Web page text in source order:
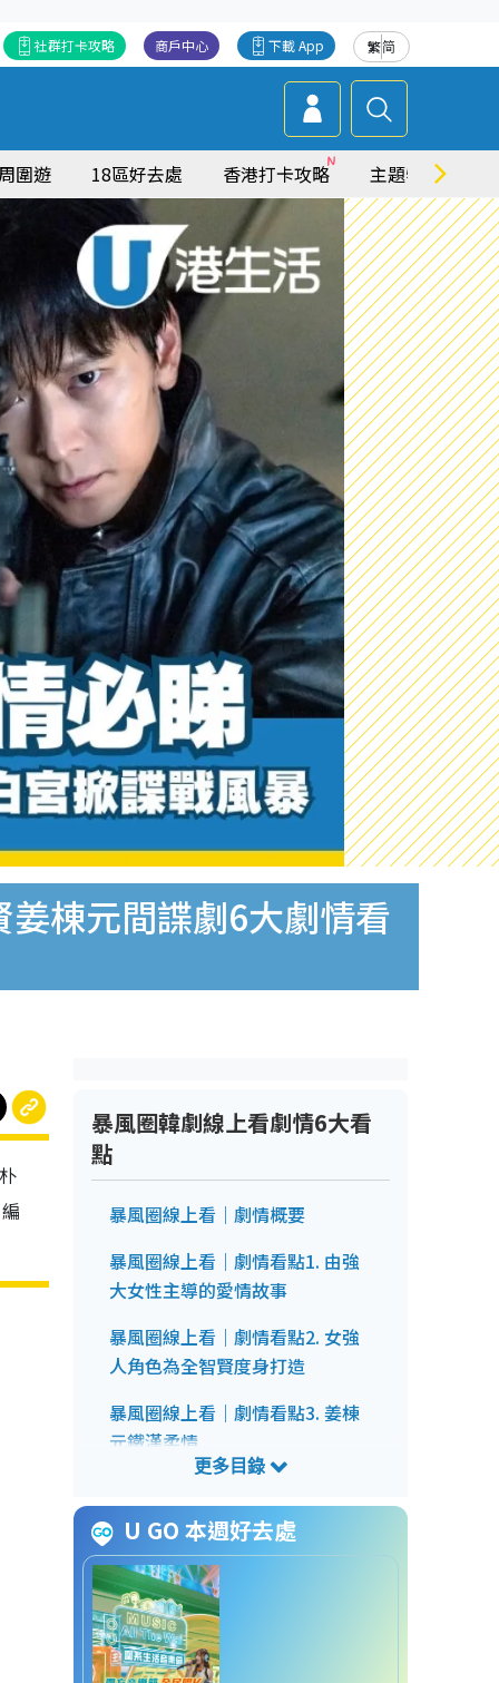
繁简
下載 App
商戶中心
社群打卡攻略
圍遊 18區好去處 香港打卡攻略 主題特集
棟元間諜劇6大劇情看
暴風圈韓劇線上看劇情6大看
點
暴風圈線上看｜劇情概要
暴風圈線上看｜劇情看點1. 由強
大女性主導的愛情故事
暴風圈線上看｜劇情看點2. 女強
人角色為全智賢度身打造
暴風圈線上看｜劇情看點3. 姜棟
元鐵漢柔情
元捨身救全智賢 「身貼身」拆彈
超曖昧
暴風圈線上看｜劇情看點5. 嚴泰
久驚喜客串北韓領導人
暴風圈線上看｜劇情看點6. 超強
U GO 本週好去處